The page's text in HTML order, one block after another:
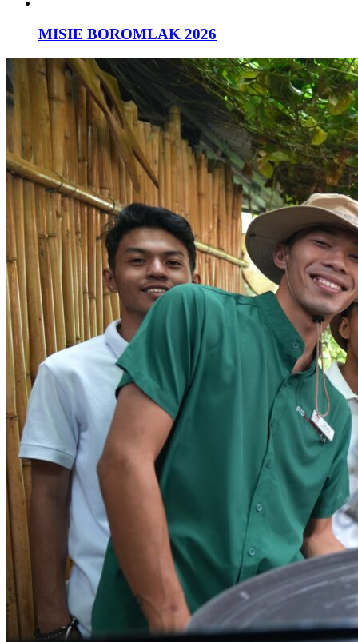
MISIE BOROMLAK 2026